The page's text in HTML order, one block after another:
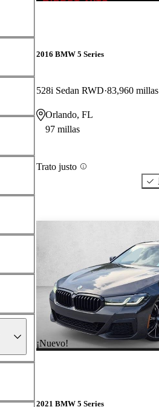
2016 BMW 5 Series
528i Sedan RWD 83,960 millas
Orlando, FL
97 millas
Trato justo
¡Nuevo!
2021 BMW 5 Series